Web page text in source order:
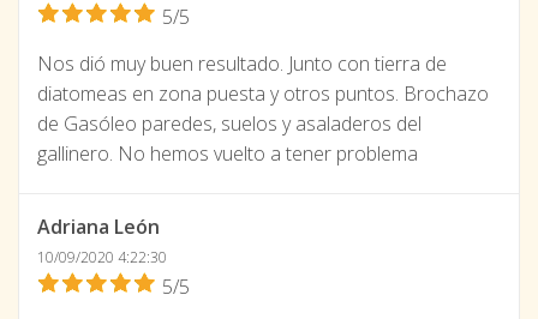
5/5
Nos dió muy buen resultado. Junto con tierra de
diatomeas en zona puesta y otros puntos. Brochazo
de Gasóleo paredes, suelos y asaladeros del
gallinero. No hemos vuelto a tener problema
Adriana León
10/09/2020 4:22:30
5/5